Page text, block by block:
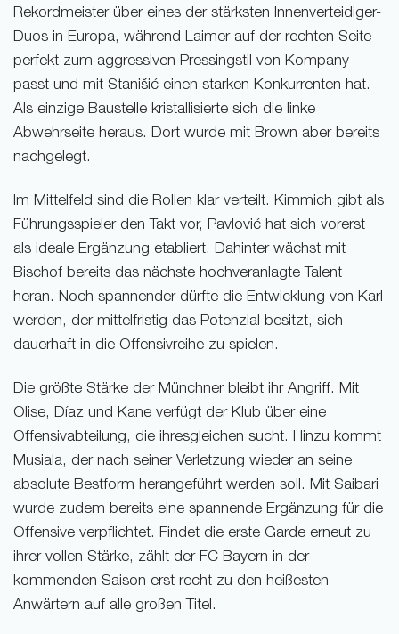
Rekordmeister über eines der stärksten Innenverteidiger-
Duos in Europa, während Laimer auf der rechten Seite
perfekt zum aggressiven Pressingstil von Kompany
passt und mit Stanišić einen starken Konkurrenten hat.
Als einzige Baustelle kristallisierte sich die linke
Abwehrseite heraus. Dort wurde mit Brown aber bereits
nachgelegt.
Im Mittelfeld sind die Rollen klar verteilt. Kimmich gibt als
Führungsspieler den Takt vor, Pavlović hat sich vorerst
als ideale Ergänzung etabliert. Dahinter wächst mit
Bischof bereits das nächste hochveranlagte Talent
heran. Noch spannender dürfte die Entwicklung von Karl
werden, der mittelfristig das Potenzial besitzt, sich
dauerhaft in die Offensivreihe zu spielen.
Die größte Stärke der Münchner bleibt ihr Angriff. Mit
Olise, Díaz und Kane verfügt der Klub über eine
Offensivabteilung, die ihresgleichen sucht. Hinzu kommt
Musiala, der nach seiner Verletzung wieder an seine
absolute Bestform herangeführt werden soll. Mit Saibari
wurde zudem bereits eine spannende Ergänzung für die
Offensive verpflichtet. Findet die erste Garde erneut zu
ihrer vollen Stärke, zählt der FC Bayern in der
kommenden Saison erst recht zu den heißesten
Anwärtern auf alle großen Titel.